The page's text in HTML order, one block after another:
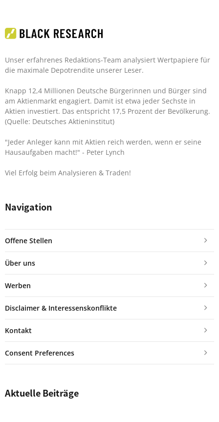
Unser erfahrenes Redaktions-Team analysiert Wertpapiere für
die maximale Depotrendite unserer Leser.
Knapp 12,4 Millionen Deutsche Bürgerinnen und Bürger sind
am Aktienmarkt engagiert. Damit ist etwa jeder Sechste in
Aktien investiert. Das entspricht 17,5 Prozent der Bevölkerung.
(Quelle: Deutsches Aktieninstitut)
"Jeder Anleger kann mit Aktien reich werden, wenn er seine
Hausaufgaben macht!" - Peter Lynch
Viel Erfolg beim Analysieren & Traden!
Navigation
Offene Stellen
Über uns
Werben
Disclaimer & Interessenskonflikte
Kontakt
Consent Preferences
Aktuelle Beiträge